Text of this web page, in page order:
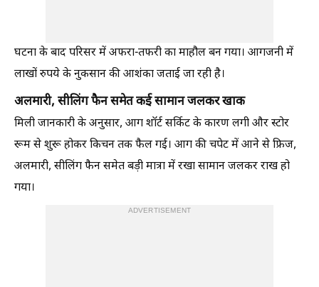
घटना के बाद परिसर में अफरा-तफरी का माहौल बन गया। आगजनी में
लाखों रुपये के नुकसान की आशंका जताई जा रही है।
अलमारी, सीलिंग फैन समेत कई सामान जलकर खाक
मिली जानकारी के अनुसार, आग शॉर्ट सर्किट के कारण लगी और स्टोर
रूम से शुरू होकर किचन तक फैल गई। आग की चपेट में आने से फ्रिज,
अलमारी, सीलिंग फैन समेत बड़ी मात्रा में रखा सामान जलकर राख हो
गया।
ADVERTISEMENT